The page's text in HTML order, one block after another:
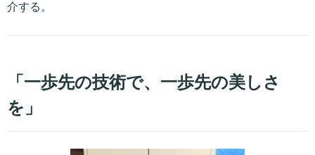
介する。
「一歩先の技術で、一歩先の美しさ
を」